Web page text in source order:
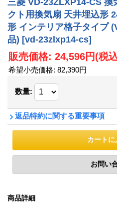
三菱 VD-23ZLXP14-CS 換
クト用換気扇 天井埋込形
形 インテリア格子タイプ
品) [vd-23zlxp14-cs]
販売価格: 24,596円(税
希望小売価格: 82,390円
数量:
返品特約に関する重要事項
商品詳細